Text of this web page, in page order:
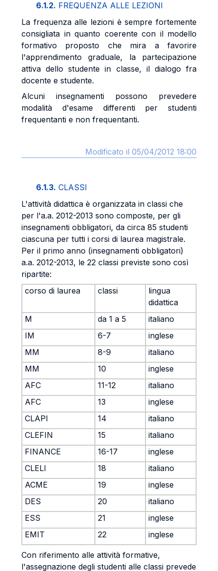
6.1.2. FREQUENZA ALLE LEZIONI
La frequenza alle lezioni è sempre fortemente
consigliata in quanto coerente con il modello
formativo proposto che mira a favorire
l'apprendimento graduale, la partecipazione
attiva dello studente in classe, il dialogo fra
docente e studente.
Alcuni insegnamenti possono prevedere
modalità d'esame differenti per studenti
frequentanti e non frequentanti.
Modificato il 05/04/2012 18:00
6.1.3. CLASSI
L'attività didattica è organizzata in classi che
per l'a.a. 2012-2013 sono composte, per gli
insegnamenti obbligatori, da circa 85 studenti
ciascuna per tutti i corsi di laurea magistrale.
Per il primo anno (insegnamenti obbligatori)
a.a. 2012-2013, le 22 classi previste sono così
ripartite:
corso di laurea
classi
lingua
didattica
M
da 1 a 5
italiano
IM
6-7
inglese
MM
8-9
italiano
MM
10
inglese
AFC
11-12
italiano
AFC
13
inglese
CLAPI
14
italiano
CLEFIN
15
italiano
FINANCE
16-17
inglese
CLELI
18
italiano
ACME
19
inglese
DES
20
italiano
ESS
21
inglese
EMIT
22 inglese
Con riferimento alle attività formative,
l'assegnazione degli studenti alle classi prevede